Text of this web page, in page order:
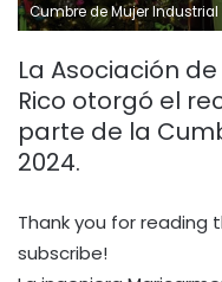
Cumbre de Mujer Industrial
La Asociación
Rico otorgó el
parte de la
2024.
Thank you for
subscribe!